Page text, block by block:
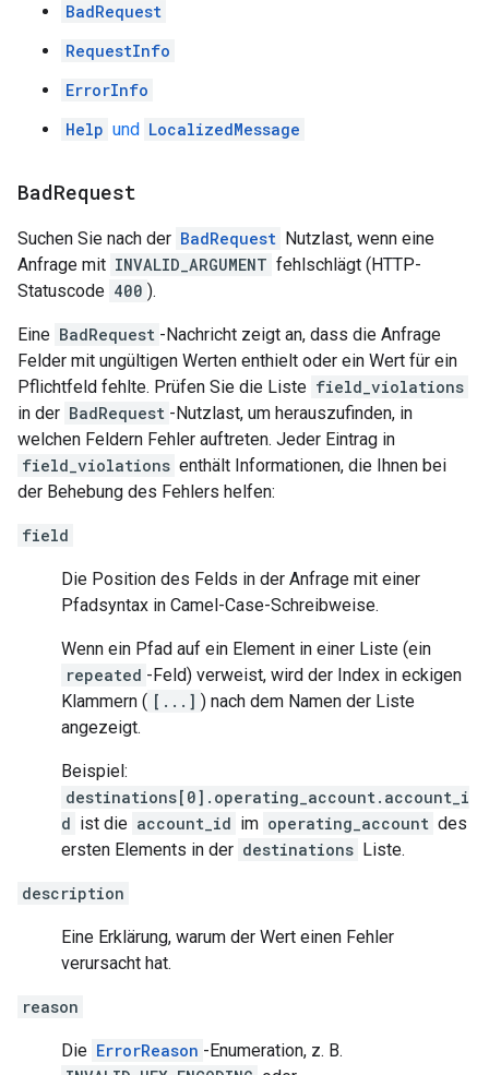
BadRequest
RequestInfo
ErrorInfo
Help und LocalizedMessage
BadRequest
Suchen Sie nach der BadRequest Nutzlast, wenn eine
Anfrage mit INVALID_ARGUMENT fehlschlägt (HTTP-
Statuscode 400 ).
Eine BadRequest -Nachricht zeigt an, dass die Anfrage
Felder mit ungültigen Werten enthielt oder ein Wert für ein
Pflichtfeld fehlte. Prüfen Sie die Liste field_violations
in der BadRequest -Nutzlast, um herauszufinden, in
welchen Feldern Fehler auftreten. Jeder Eintrag in
field_violations enthält Informationen, die Ihnen bei
der Behebung des Fehlers helfen:
field
Die Position des Felds in der Anfrage mit einer
Pfadsyntax in Camel-Case-Schreibweise.
Wenn ein Pfad auf ein Element in einer Liste (ein
repeated -Feld) verweist, wird der Index in eckigen
Klammern ( [...] ) nach dem Namen der Liste
angezeigt.
Beispiel:
destinations[0].operating_account.account_i
d ist die account_id im operating_account des
ersten Elements in der destinations Liste.
description
Eine Erklärung, warum der Wert einen Fehler
verursacht hat.
reason
Die ErrorReason -Enumeration, z. B.